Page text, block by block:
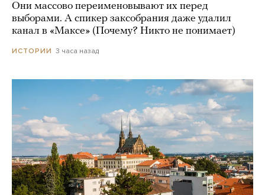
Они массово переименовывают их перед
выборами. А спикер заксобрания даже удалил
канал в «Максе» (Почему? Никто не понимает)
ИСТОРИИ 3 часа назад